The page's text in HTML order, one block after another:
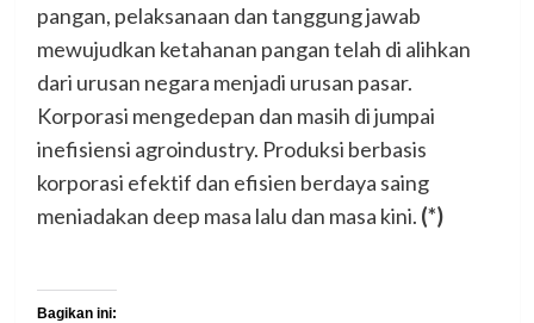
pangan, pelaksanaan dan tanggung jawab
mewujudkan ketahanan pangan telah di alihkan
dari urusan negara menjadi urusan pasar.
Korporasi mengedepan dan masih di jumpai
inefisiensi agroindustry. Produksi berbasis
korporasi efektif dan efisien berdaya saing
meniadakan deep masa lalu dan masa kini. (*)
Bagikan ini: